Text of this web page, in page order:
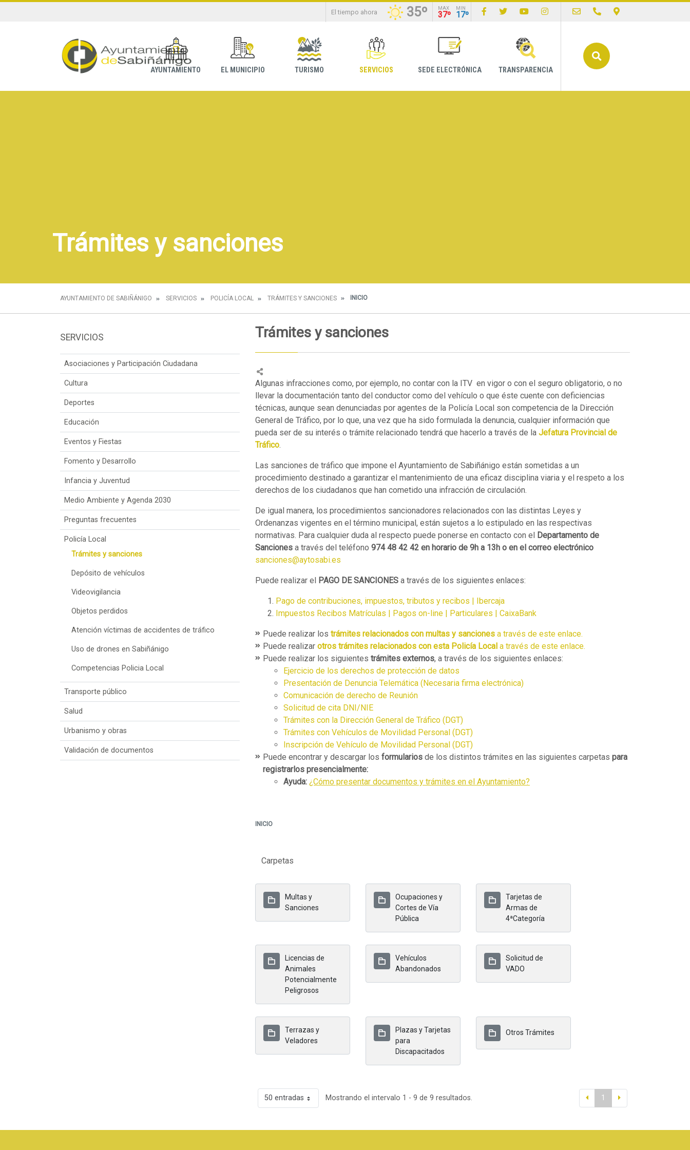
El tiempo ahora 35º MAX
37º
MIN
17º
AYUNTAMIENTO EL MUNICIPIO TURISMO SERVICIOS SEDE ELECTRÓNICA TRANSPARENCIA
Trámites y sanciones
AYUNTAMIENTO DE SABIÑÁNIGO SERVICIOS POLICÍA LOCAL TRÁMITES Y SANCIONES INICIO
SERVICIOS
Asociaciones y Participación Ciudadana
Cultura
Deportes
Educación
Eventos y Fiestas
Fomento y Desarrollo
Infancia y Juventud
Medio Ambiente y Agenda 2030
Preguntas frecuentes
Policía Local
Trámites y sanciones
Depósito de vehículos
Videovigilancia
Objetos perdidos
Atención víctimas de accidentes de tráfico
Uso de drones en Sabiñánigo
Competencias Policia Local
Transporte público
Salud
Urbanismo y obras
Validación de documentos
Trámites y sanciones
Algunas infracciones como, por ejemplo, no contar con la ITV en vigor o con el seguro obligatorio, o no
llevar la documentación tanto del conductor como del vehículo o que éste cuente con deficiencias
técnicas, aunque sean denunciadas por agentes de la Policía Local son competencia de la Dirección
General de Tráfico, por lo que, una vez que ha sido formulada la denuncia, cualquier información que
pueda ser de su interés o trámite relacionado tendrá que hacerlo a través de la Jefatura Provincial de
Tráfico.
Las sanciones de tráfico que impone el Ayuntamiento de Sabiñánigo están sometidas a un
procedimiento destinado a garantizar el mantenimiento de una eficaz disciplina viaria y el respeto a los
derechos de los ciudadanos que han cometido una infracción de circulación.
De igual manera, los procedimientos sancionadores relacionados con las distintas Leyes y
Ordenanzas vigentes en el término municipal, están sujetos a lo estipulado en las respectivas
normativas. Para cualquier duda al respecto puede ponerse en contacto con el Departamento de
Sanciones a través del teléfono 974 48 42 42 en horario de 9h a 13h o en el correo electrónico
sanciones@aytosabi.es
Puede realizar el PAGO DE SANCIONES a través de los siguientes enlaces:
Pago de contribuciones, impuestos, tributos y recibos | Ibercaja
Impuestos Recibos Matrículas | Pagos on-line | Particulares | CaixaBank
Puede realizar los trámites relacionados con multas y sanciones a través de este enlace.
Puede realizar otros trámites relacionados con esta Policía Local a través de este enlace.
Puede realizar los siguientes trámites externos, a través de los siguientes enlaces:
Ejercicio de los derechos de protección de datos
Presentación de Denuncia Telemática (Necesaria firma electrónica)
Comunicación de derecho de Reunión
Solicitud de cita DNI/NIE
Trámites con la Dirección General de Tráfico (DGT)
Trámites con Vehículos de Movilidad Personal (DGT)
Inscripción de Vehículo de Movilidad Personal (DGT)
Puede encontrar y descargar los formularios de los distintos trámites en las siguientes carpetas para
registrarlos presencialmente:
Ayuda: ¿Cómo presentar documentos y trámites en el Ayuntamiento?
INICIO
Carpetas
Multas y
Sanciones
Ocupaciones y
Cortes de Vía
Pública
Tarjetas de
Armas de
4ªCategoría
Licencias de
Animales
Potencialmente
Peligrosos
Vehículos
Abandonados
Solicitud de
VADO
Terrazas y
Veladores
Plazas y Tarjetas
para
Discapacitados
Otros Trámites
50 entradas Mostrando el intervalo 1 - 9 de 9 resultados. 1